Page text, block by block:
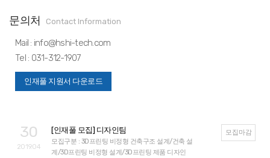
문의처 Contact Information
Mail : info@hshi-tech.com
Tel : 031-312-1907
인재풀 지원서 다운로드
30
2019.04
[인재풀 모집] 디자인팀
모집구분 : 3D프린팅 비정형 건축구조 설계/건축 설
계/3D프린팅 비정형 설계/3D프린팅 제품 디자인
모집마감